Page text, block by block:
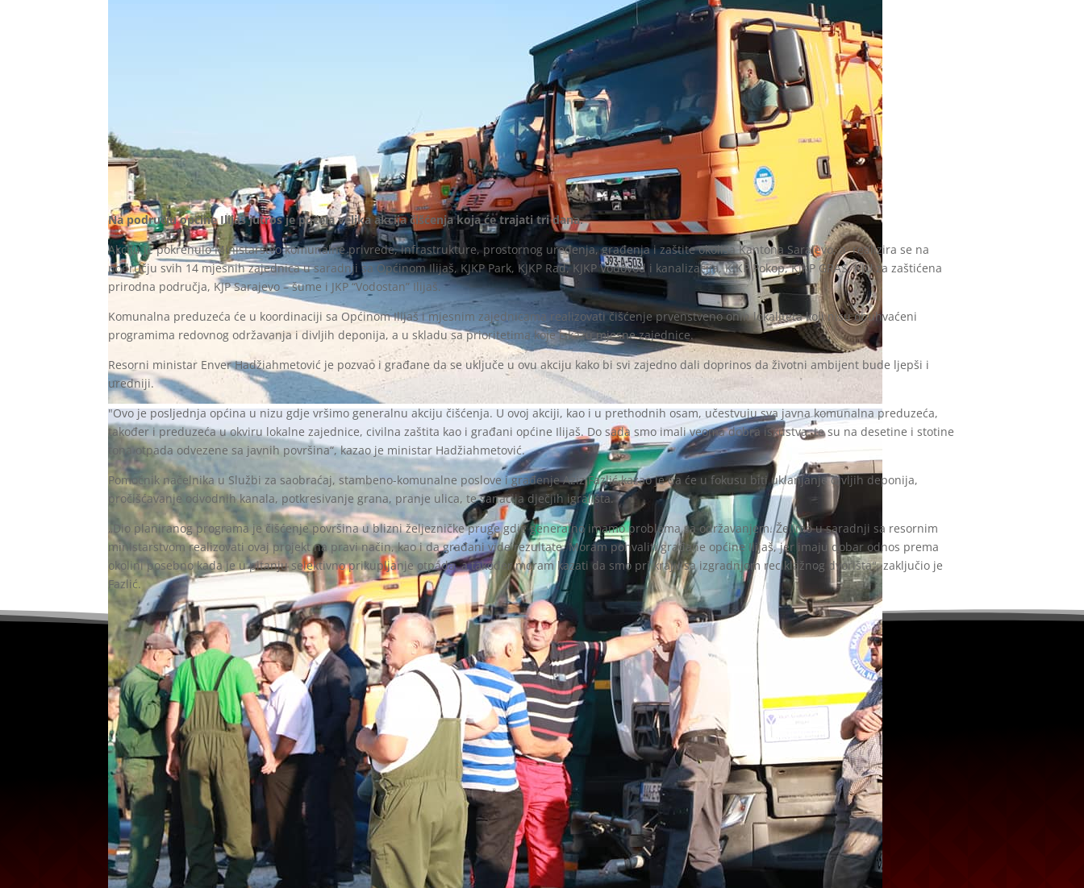
Na području općine Ilijaš jutros je počela velika akcija čišćenja koja će trajati tri dana.
Akciju je pokrenulo Ministarstvo komunalne privrede, infrastrukture, prostornog uređenja, građenja i zaštite okoliša Kantona Sarajevo, a realizira se na
području svih 14 mjesnih zajednica u saradnji sa Općinom Ilijaš, KJKP Park, KJKP Rad, KJKP Vodovod i kanalizacija, KJKP Pokop, KJKP GRAS, KJU za zaštićena
prirodna područja, KJP Sarajevo – šume i JKP “Vodostan” Ilijaš.
Komunalna preduzeća će u koordinaciji sa Općinom Ilijaš i mjesnim zajednicama realizovati čišćenje prvenstveno onih lokaliteta koji nisu obuhvaćeni
programima redovnog održavanja i divljih deponija, a u skladu sa prioritetima koje iskažu mjesne zajednice.
Resorni ministar Enver Hadžiahmetović je pozvao i građane da se uključe u ovu akciju kako bi svi zajedno dali doprinos da životni ambijent bude ljepši i
uredniji.
"Ovo je posljednja općina u nizu gdje vršimo generalnu akciju čišćenja. U ovoj akciji, kao i u prethodnih osam, učestvuju sva javna komunalna preduzeća,
također i preduzeća u okviru lokalne zajednice, civilna zaštita kao i građani općine Ilijaš. Do sada smo imali veoma dobra iskustva, te su na desetine i stotine
tona otpada odvezene sa javnih površina“, kazao je ministar Hadžiahmetović.
Pomoćnik načelnika u Službi za saobraćaj, stambeno-komunalne poslove i građenje Aziz Fazlić kazao je da će u fokusu biti uklanjanje divljih deponija,
pročišćavanje odvodnih kanala, potkresivanje grana, pranje ulica, te sanacija dječjih igrališta.
„Dio planiranog programa je čišćenje površina u blizni željezničke pruge gdje generalno imamo problema sa održavanjem. Želimo u saradnji sa resornim
ministarstvom realizovati ovaj projekt na pravi način, kao i da građani vide rezultate. Moram pohvaliti građane općine Ilijaš, jer imaju dobar odnos prema
okolini posebno kada je u pitanju selektivno prikupljanje otpada, a također moram kazati da smo pri kraju sa izgradnjom reciklažnog dvorišta", zaključio je
Fazlić.